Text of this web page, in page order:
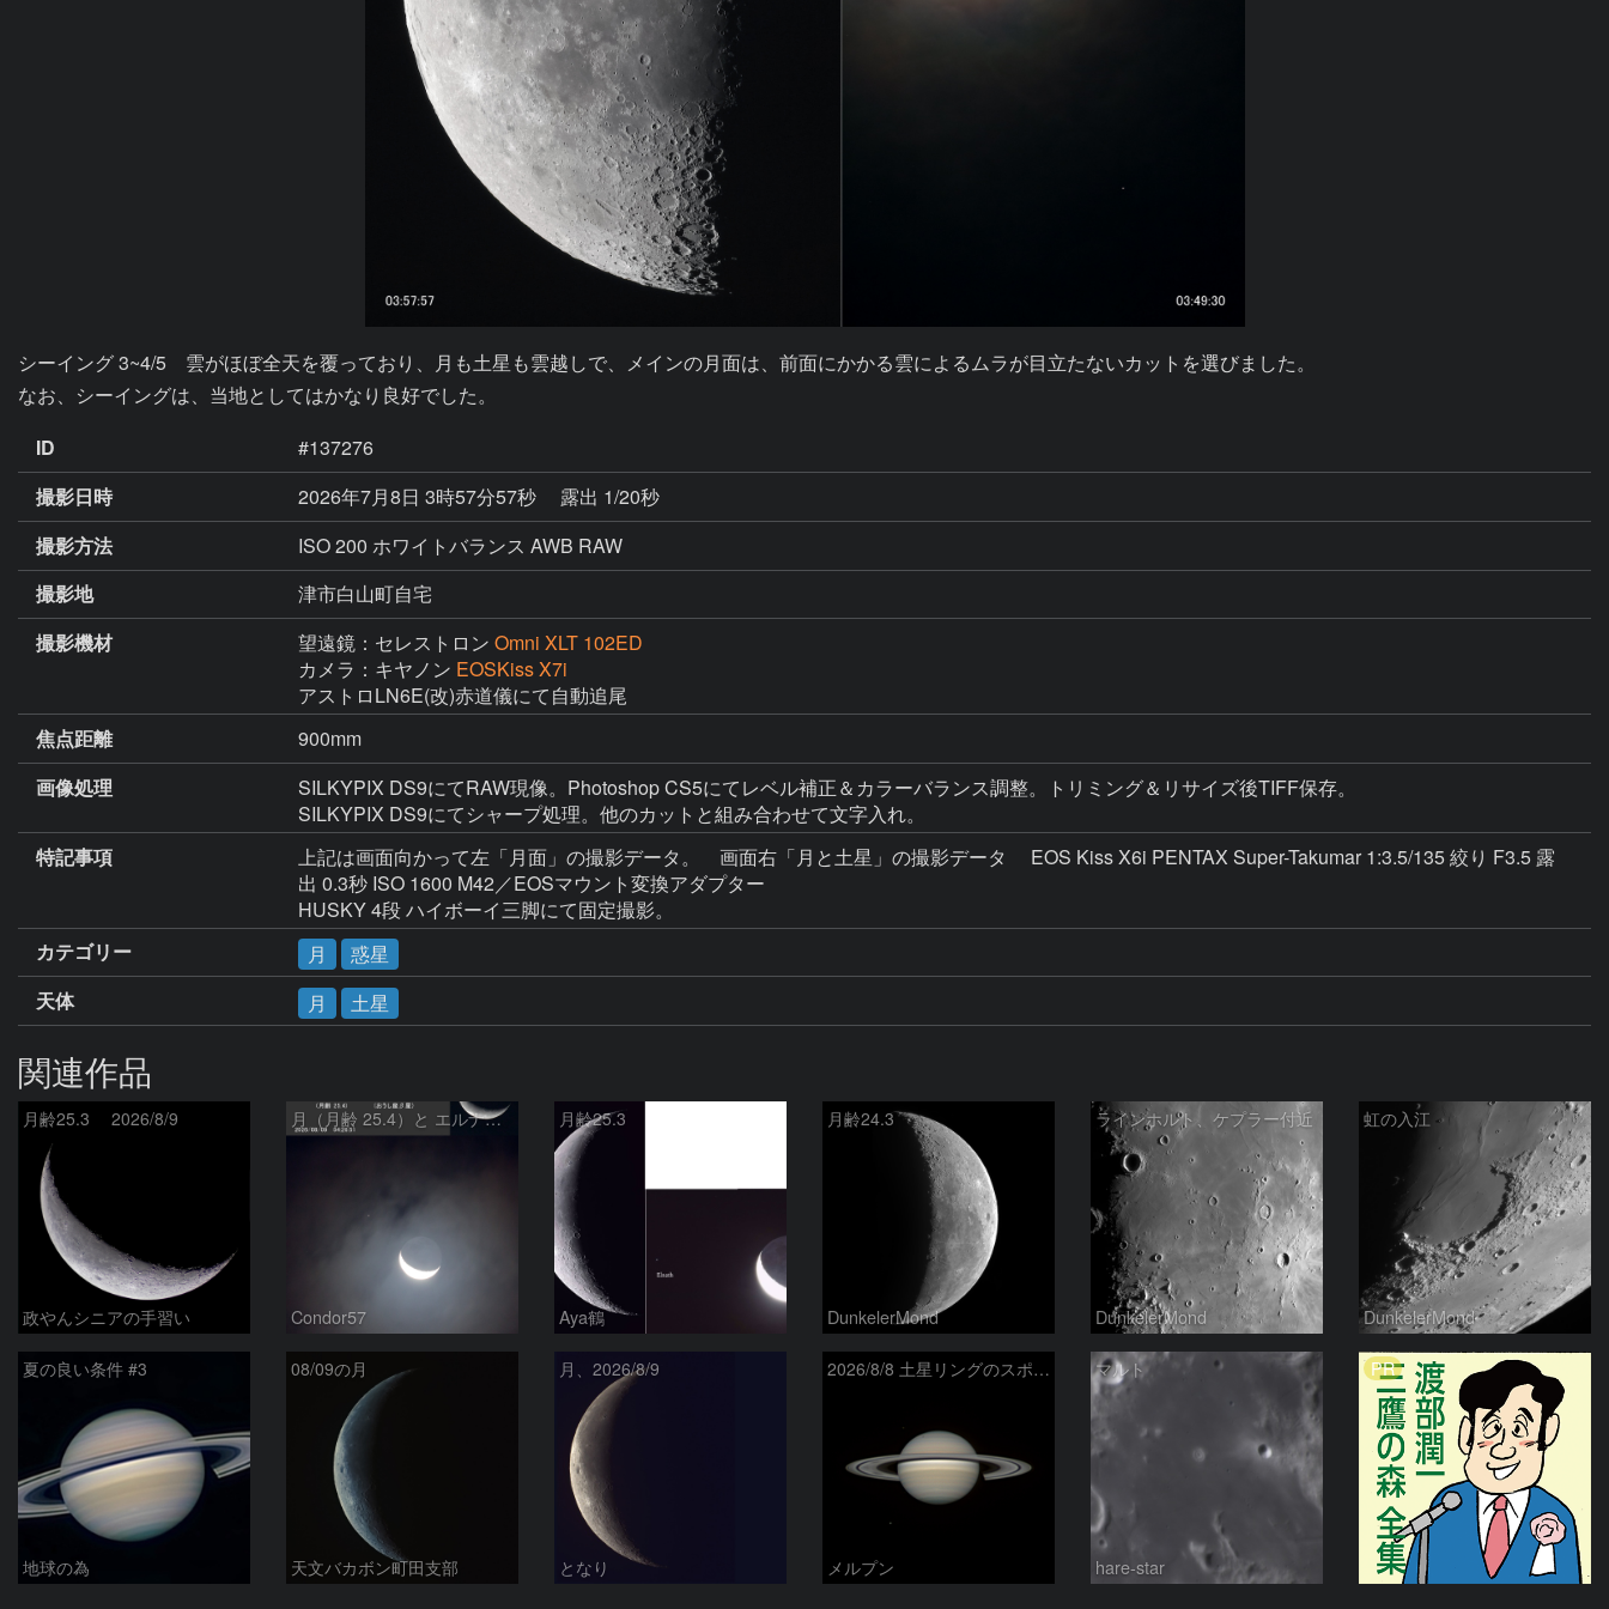
シーイング 3~4/5　雲がほぼ全天を覆っており、月も土星も雲越しで、メインの月面は、前面にかかる雲によるムラが目立たないカットを選びました。
なお、シーイングは、当地としてはかなり良好でした。
ID
#137276
撮影日時
2026年7月8日 3時57分57秒
露出 1/20秒
撮影方法
ISO 200 ホワイトバランス AWB RAW
撮影地
津市白山町自宅
撮影機材
望遠鏡：セレストロン Omni XLT 102ED
カメラ：キヤノン EOSKiss X7i
アストロLN6E(改)赤道儀にて自動追尾
焦点距離
900mm
画像処理
SILKYPIX DS9にてRAW現像。Photoshop CS5にてレベル補正＆カラーバランス調整。トリミング＆リサイズ後TIFF保存。
SILKYPIX DS9にてシャープ処理。他のカットと組み合わせて文字入れ。
特記事項
上記は画面向かって左「月面」の撮影データ。　画面右「月と土星」の撮影データ　 EOS Kiss X6i PENTAX Super-Takumar 1:3.5/135 絞り F3.5 露
出 0.3秒 ISO 1600 M42／EOSマウント変換アダプター
HUSKY 4段 ハイボーイ三脚にて固定撮影。
カテゴリー
月
惑星
天体
月 土星
関連作品
月齢25.3 2026/8/9
政やんシニアの手習い
月（月齢 25.4）と エルナト（おうし座β星）
Condor57
月齢25.3
Aya鶴
月齢24.3
DunkelerMond
ラインホルト、ケプラー付近
DunkelerMond
虹の入江
DunkelerMond
夏の良い条件 #3
地球の為
08/09の月
天文バカボン町田支部
月、2026/8/9
となり
2026/8/8 土星リングのスポーク
メルプン
マルト
hare-star
PR